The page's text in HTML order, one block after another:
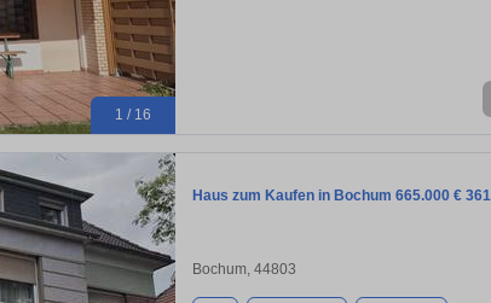
1 / 16
Haus zum Kaufen in Bochum 665.000 €
Bochum, 44803